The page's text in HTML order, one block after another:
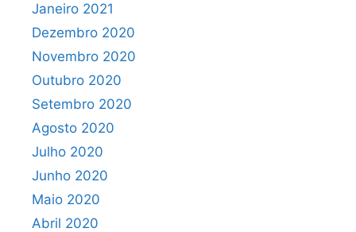
Janeiro 2021
Dezembro 2020
Novembro 2020
Outubro 2020
Setembro 2020
Agosto 2020
Julho 2020
Junho 2020
Maio 2020
Abril 2020